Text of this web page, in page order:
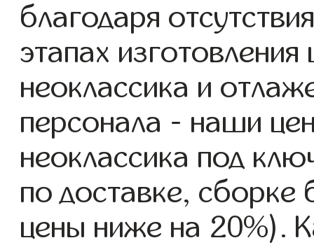
благодаря
этапах
неоклассика и
персонала - наши
неоклассика под
по доставке, сборке
цены ниже на 20%).